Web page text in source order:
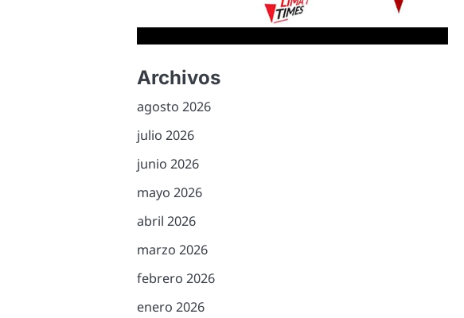
Archivos
agosto 2026
julio 2026
junio 2026
mayo 2026
abril 2026
marzo 2026
febrero 2026
enero 2026